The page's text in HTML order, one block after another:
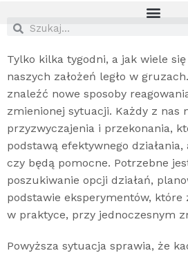
Tylko kilka tygodni, a jak wiele
naszych założeń legło w
znaleźć nowe sposoby
zmienionej sytuacji. Każdy z nas
przyzwyczajenia i przekonania,
podstawą efektywnego
czy będą pomocne. Potrzebne
poszukiwanie opcji działań,
podstawie eksperymentów, które
w praktyce, przy jednoczesnym
Powyższa sytuacja sprawia, że